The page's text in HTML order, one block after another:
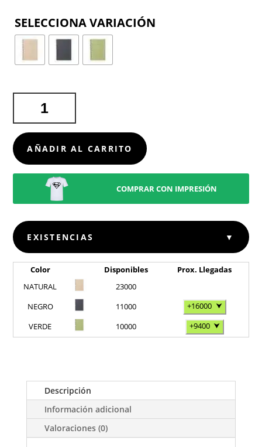
CANTIDAD
AÑADIR AL CARRITO
COMPRAR CON IMPRESIÓN
EXISTENCIAS ▼
Color Disponibles
Prox. Llegadas
NATURAL
23000
NEGRO
11000 +16000 ⮟
VERDE
10000 +9400 ⮟
Descripción
Información adicional
Valoraciones (0)